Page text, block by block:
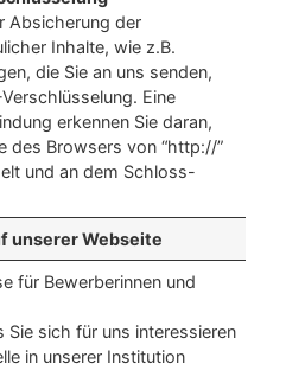
Absicherung der
Inhalte, wie z.B.
die Sie an uns senden,
Eine
erkennen Sie daran,
des Browsers von “http://”
und an dem Schloss-
unserer Webseite
für Bewerberinnen und
Sie sich für uns interessieren
in unserer Institution